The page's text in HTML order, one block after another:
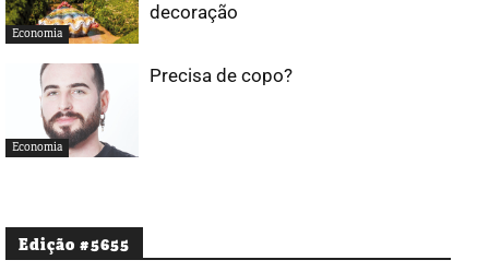
Economia
decoração
Economia
Precisa de copo?
Edição #5655